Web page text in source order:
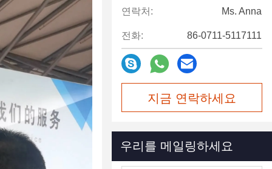
연락처: Ms. Anna
전화: 86-0711-5117111
지금 연락하세요
우리를 메일링하세요